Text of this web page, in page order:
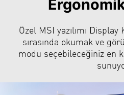
Ergonomik
Özel MSI yazılımı
sırasında okumak ve
modu seçebileceğiniz en